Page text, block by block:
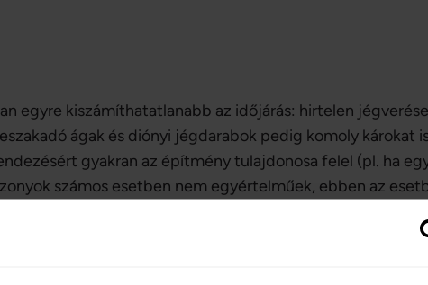
egyre kiszámíthatatlanabb az időjárás: hirtelen
ágak és diónyi jégdarabok pedig komoly károkat
gyakran az építmény tulajdonosa felel (pl. ha
számos esetben nem egyértelműek, ebben az
megkötése előtt érdemes teljes körűen
utána a biztosító által nyújtott fedezetnek is –
milyen kiegészítő biztosításokat választunk,